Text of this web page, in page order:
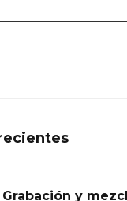
Grabación y